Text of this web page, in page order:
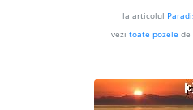
la articolul
vezi toate pozele de